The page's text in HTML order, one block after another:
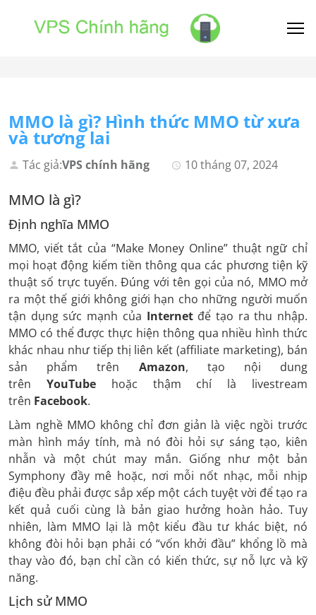
MMO là gì? Hình thức MMO từ xưa
và tương lai
Tác giả:VPS chính hãng 10 tháng 07, 2024
MMO là gì?
Định nghĩa MMO
MMO, viết tắt của “Make Money Online” thuật ngữ chỉ
mọi hoạt động kiếm tiền thông qua các phương tiện kỹ
thuật số trực tuyến. Đúng với tên gọi của nó, MMO mở
ra một thế giới không giới hạn cho những người muốn
tận dụng sức mạnh của Internetđể tạo ra thu nhập.
MMO có thể được thực hiện thông qua nhiều hình thức
khác nhau như tiếp thị liên kết (affiliate marketing), bán
sản phẩm trên Amazon, tạo nội dung
trên YouTubehoặc thậm chí là livestream
trên Facebook.
Làm nghề MMO không chỉ đơn giản là việc ngồi trước
màn hình máy tính, mà nó đòi hỏi sự sáng tạo, kiên
nhẫn và một chút may mắn. Giống như một bản
Symphony đầy mê hoặc, nơi mỗi nốt nhạc, mỗi nhịp
điệu đều phải được sắp xếp một cách tuyệt vời để tạo ra
kết quả cuối cùng là bản giao hưởng hoàn hảo. Tuy
nhiên, làm MMO lại là một kiểu đầu tư khác biệt, nó
không đòi hỏi bạn phải có “vốn khởi đầu” khổng lồ mà
thay vào đó, bạn chỉ cần có kiến thức, sự nỗ lực và kỹ
năng.
Lịch sử MMO